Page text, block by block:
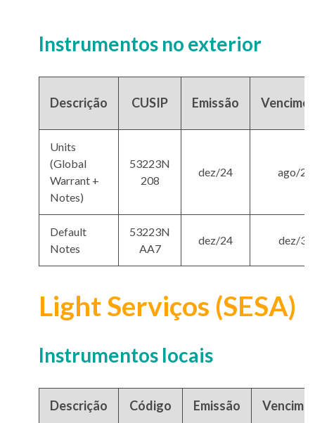
Instrumentos no exterior
Descrição CUSIP Emissão
Units
(Global
Warrant +
Notes)
53223N
208
dez/24 ago/27
Default
Notes
53223N
AA7
dez/24 dez/39
Light Serviços (SESA)
Instrumentos locais
Descrição Código Emissão